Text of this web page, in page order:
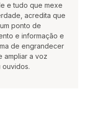
e tudo que mexe
acredita que
ponto de
e informação e
de engrandecer
ampliar a voz
ouvidos.